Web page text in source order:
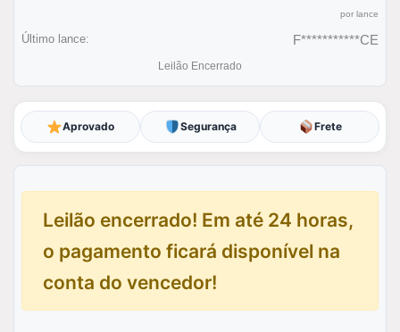
por lance
Último lance: F***********CE
Leilão Encerrado
Aprovado Segurança Frete
Leilão encerrado! Em até 24 horas,
o pagamento ficará disponível na
conta do vencedor!